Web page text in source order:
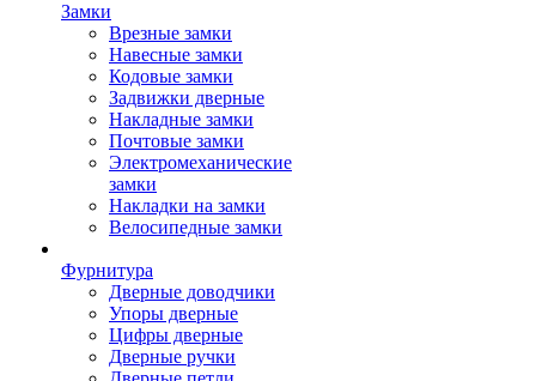
Замки
Врезные замки
Навесные замки
Кодовые замки
Задвижки дверные
Накладные замки
Почтовые замки
Электромеханические
замки
Накладки на замки
Велосипедные замки
Фурнитура
Дверные доводчики
Упоры дверные
Цифры дверные
Дверные ручки